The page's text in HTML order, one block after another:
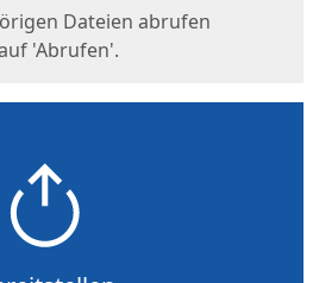
Dateien abrufen
'Abrufen'.